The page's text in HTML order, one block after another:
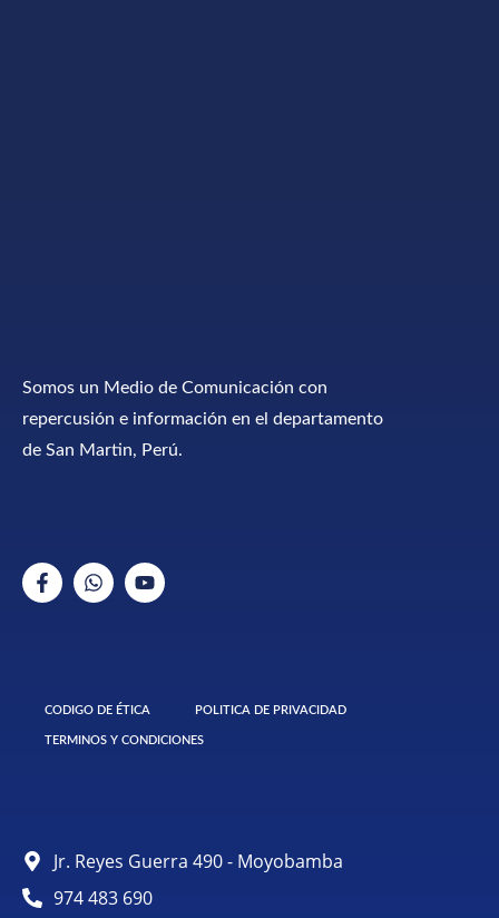
Somos un Medio de Comunicación con
repercusión e información en el departamento
de San Martin, Perú.
CODIGO DE ÉTICA POLITICA DE PRIVACIDAD
TERMINOS Y CONDICIONES
Jr. Reyes Guerra 490 - Moyobamba
974 483 690